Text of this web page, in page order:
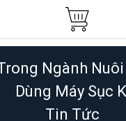
Ngành
Dùng Máy Sục
Tin Tức